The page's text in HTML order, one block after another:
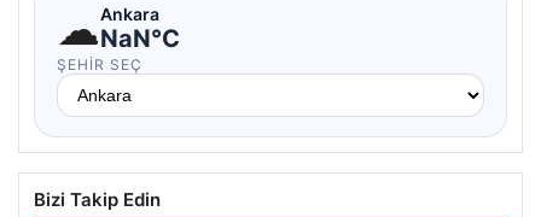
☁Ankara
NaN°C
ŞEHIR SEÇ
Bizi Takip Edin